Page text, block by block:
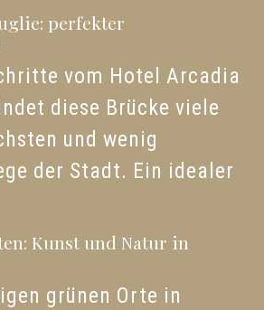
perfekter
vom Hotel Arcadia
diese Brücke viele
und wenig
der Stadt. Ein idealer
Kunst und Natur in
grünen Orte in